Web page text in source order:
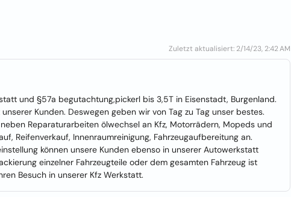
Zuletzt aktualisiert: 2/14/23, 2:42 AM
und §57a begutachtung,pickerl bis 3,5T in Eisenstadt, Burgenland.
Kunden. Deswegen geben wir von Tag zu Tag unser bestes.
Reparaturarbeiten ölwechsel an Kfz, Motorrädern, Mopeds und
Reifenverkauf, Innenraumreinigung, Fahrzeugaufbereitung an.
können unsere Kunden ebenso in unserer Autowerkstatt
einzelner Fahrzeugteile oder dem gesamten Fahrzeug ist
Besuch in unserer Kfz Werkstatt.